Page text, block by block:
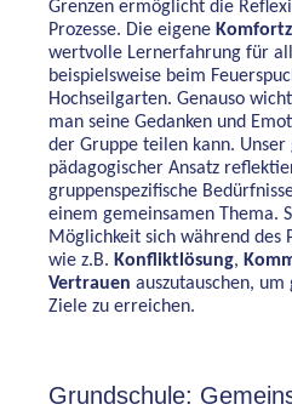
Grenzen ermöglicht die
Prozesse. Die eigene
wertvolle Lernerfahrung für
beispielsweise beim
Hochseilgarten. Genauso
man seine Gedanken und
der Gruppe teilen kann. Unser
pädagogischer Ansatz
gruppenspezifische
einem gemeinsamen Thema.
Möglichkeit sich während des
wie z.B. Konfliktlösung,
Vertrauen auszutauschen,
Ziele zu erreichen.
Grundschule: